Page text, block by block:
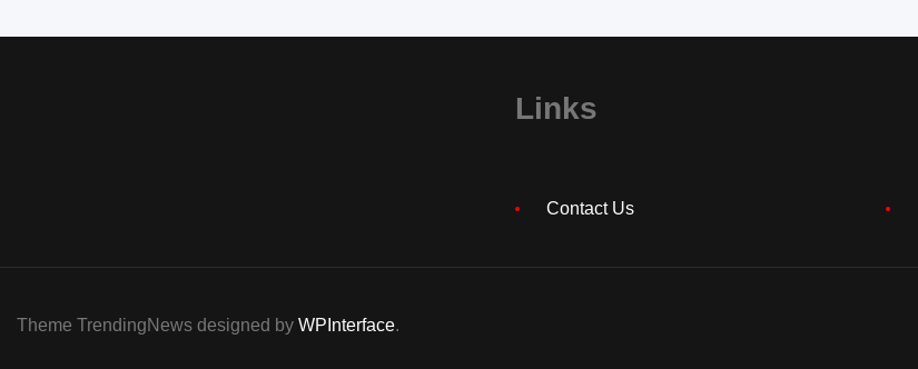
Links
Contact Us
Theme TrendingNews designed by WPInterface.